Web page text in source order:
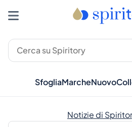
SfogliaMarcheNuovo
Notizie di